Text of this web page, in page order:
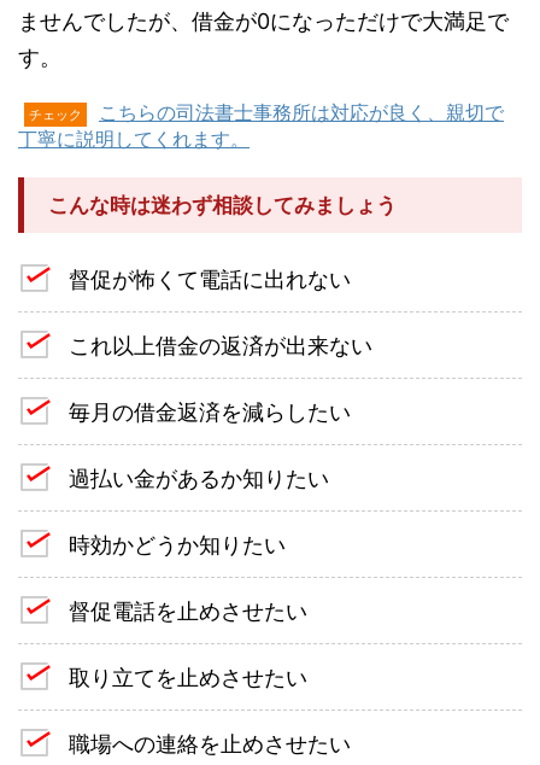
ませんでしたが、借金が0になっただけで大満足で
す。
チェック
こちらの司法書士事務所は対応が良く、親切で
丁寧に説明してくれます。
こんな時は迷わず相談してみましょう
督促が怖くて電話に出れない
これ以上借金の返済が出来ない
毎月の借金返済を減らしたい
過払い金があるか知りたい
時効かどうか知りたい
督促電話を止めさせたい
取り立てを止めさせたい
職場への連絡を止めさせたい